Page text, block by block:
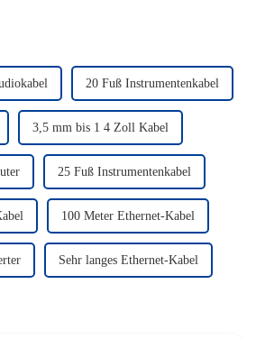
20 Fuß Instrumentenkabel
3,5 mm bis 1 4 Zoll Kabel
25 Fuß Instrumentenkabel
100 Meter Ethernet-Kabel
Sehr langes Ethernet-Kabel